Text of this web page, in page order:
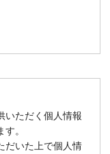
いただく個人情報
。
だいた上で個人情